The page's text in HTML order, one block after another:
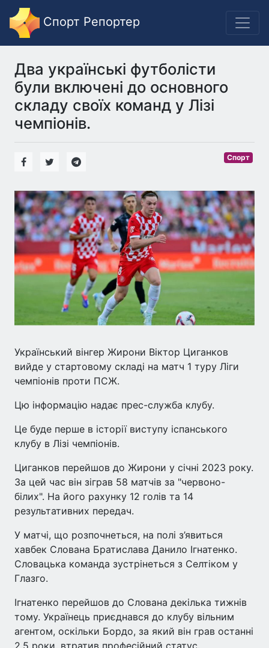
Спорт Репортер
Два українські футболісти
були включені до основного
складу своїх команд у Лізі
чемпіонів.
Спорт
Український вінгер Жирони Віктор Циганков
вийде у стартовому складі на матч 1 туру Ліги
чемпіонів проти ПСЖ.
Цю інформацію надає прес-служба клубу.
Це буде перше в історії виступу іспанського
клубу в Лізі чемпіонів.
Циганков перейшов до Жирони у січні 2023 року.
За цей час він зіграв 58 матчів за "червоно-
білих". На його рахунку 12 голів та 14
результативних передач.
У матчі, що розпочнеться, на полі з’явиться
хавбек Слована Братислава Данило Ігнатенко.
Словацька команда зустрінеться з Селтіком у
Глазго.
Ігнатенко перейшов до Слована декілька тижнів
тому. Українець приєднався до клубу вільним
агентом, оскільки Бордо, за який він грав останні
2,5 роки, втратив професійний статус.